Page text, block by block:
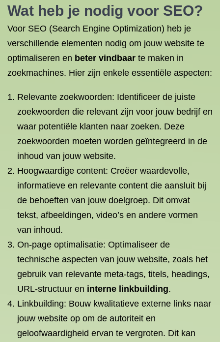
Wat heb je nodig voor SEO?
Voor SEO (Search Engine Optimization) heb je
verschillende elementen nodig om jouw website te
optimaliseren en beter vindbaar te maken in
zoekmachines. Hier zijn enkele essentiële aspecten:
Relevante zoekwoorden: Identificeer de juiste
zoekwoorden die relevant zijn voor jouw bedrijf en
waar potentiële klanten naar zoeken. Deze
zoekwoorden moeten worden geïntegreerd in de
inhoud van jouw website.
Hoogwaardige content: Creëer waardevolle,
informatieve en relevante content die aansluit bij
de behoeften van jouw doelgroep. Dit omvat
tekst, afbeeldingen, video’s en andere vormen
van inhoud.
On-page optimalisatie: Optimaliseer de
technische aspecten van jouw website, zoals het
gebruik van relevante meta-tags, titels, headings,
URL-structuur en interne linkbuilding.
Linkbuilding: Bouw kwalitatieve externe links naar
jouw website op om de autoriteit en
geloofwaardigheid ervan te vergroten. Dit kan